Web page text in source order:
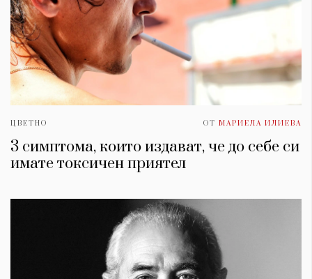
ЦВЕТНО ОТ МАРИЕЛА ИЛИЕВА
3 симптома, които издават, че до себе си
имате токсичен приятел